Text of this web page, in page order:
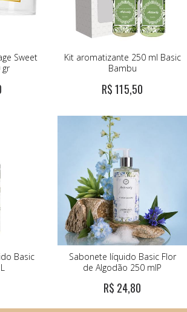
Sweet
gr
Kit aromatizante 250 ml Basic
Bambu
R$ 115,50
Basic
Sabonete líquido Basic Flor
de Algodão 250 mlP
R$ 24,80